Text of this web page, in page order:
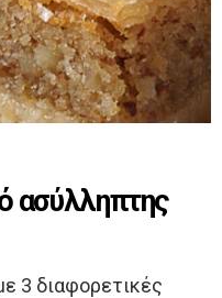
ασύλληπτης
3 διαφορετικές